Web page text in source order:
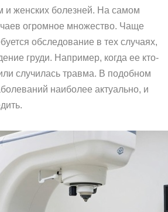
и женских болезней. На самом
огромное множество. Чаще
обследование в тех случаях,
груди. Например, когда ее кто-
случилась травма. В подобном
наиболее актуально, и